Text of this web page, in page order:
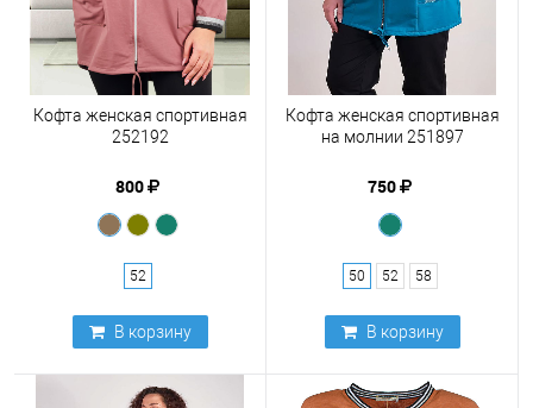
Кофта женская спортивная
252192
800
52
В корзину
Кофта женская спортивная
на молнии 251897
750
50 52 58
В корзину